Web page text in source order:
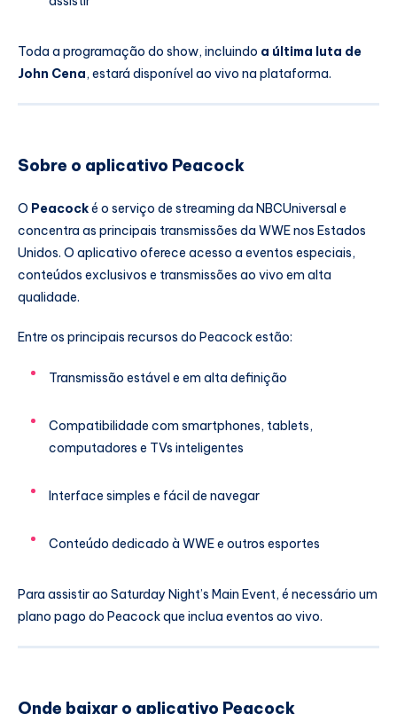
Toda a programação do show, incluindo a última luta de
John Cena, estará disponível ao vivo na plataforma.
Sobre o aplicativo Peacock
O Peacocké o serviço de streaming da NBCUniversal e
concentra as principais transmissões da WWE nos Estados
Unidos. O aplicativo oferece acesso a eventos especiais,
conteúdos exclusivos e transmissões ao vivo em alta
qualidade.
Entre os principais recursos do Peacock estão:
Transmissão estável e em alta definição
Compatibilidade com smartphones, tablets,
computadores e TVs inteligentes
Interface simples e fácil de navegar
Conteúdo dedicado à WWE e outros esportes
Para assistir ao Saturday Night’s Main Event, é necessário um
plano pago do Peacock que inclua eventos ao vivo.
Onde baixar o aplicativo Peacock